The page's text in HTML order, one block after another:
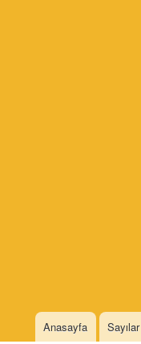
Main menu
Anasayfa Sayılar